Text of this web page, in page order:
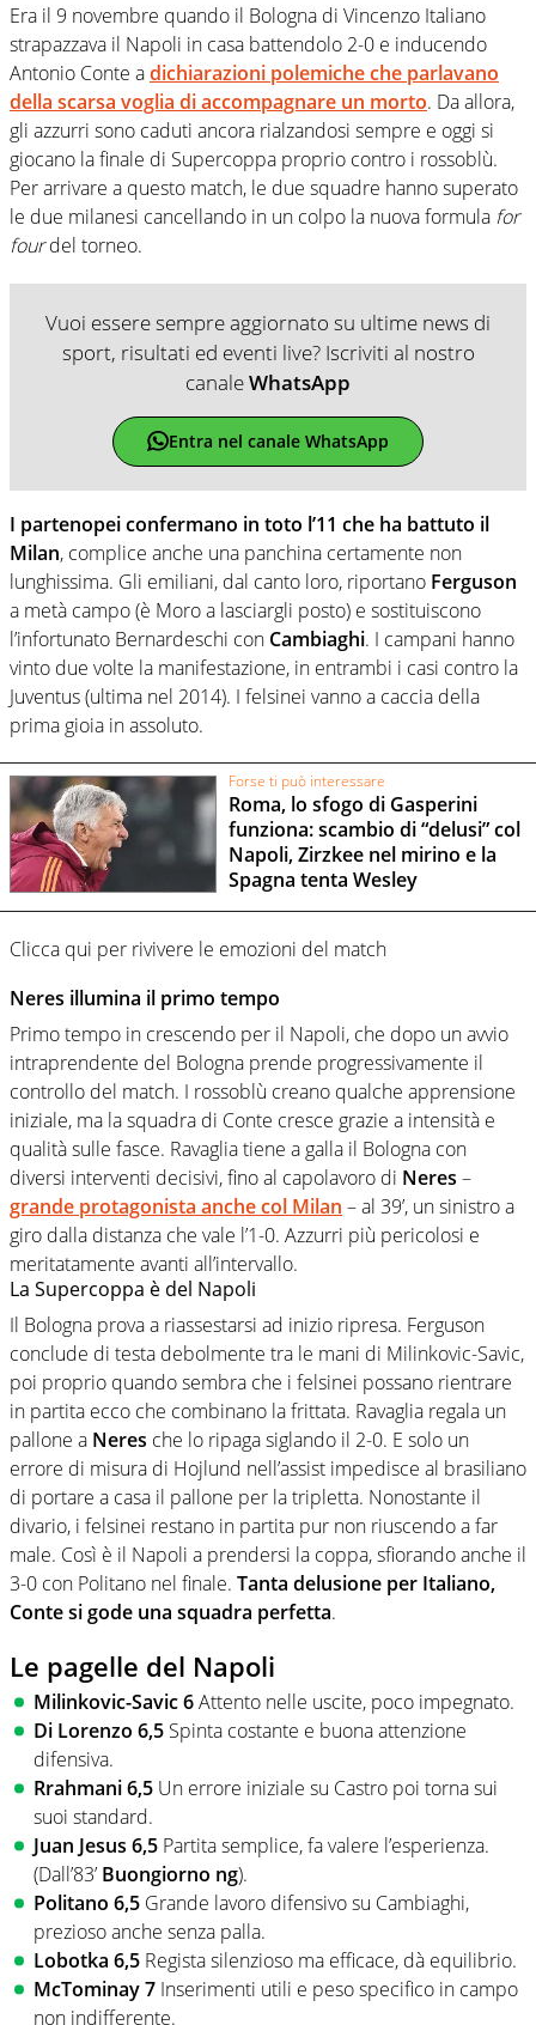
Era il 9 novembre quando il Bologna di Vincenzo Italiano
strapazzava il Napoli in casa battendolo 2-0 e inducendo
Antonio Conte adichiarazioni polemiche che parlavano
della scarsa voglia di accompagnare un morto. Da allora,
gli azzurri sono caduti ancora rialzandosi sempre e oggi si
giocano la finale di Supercoppa proprio contro i rossoblù.
Per arrivare a questo match, le due squadre hanno superato
le due milanesi cancellando in un colpo la nuova formula for
fourdel torneo.
Vuoi essere sempre aggiornato su ultime news di
sport, risultati ed eventi live? Iscriviti al nostro
canaleWhatsApp
Entra nel canale WhatsApp
I partenopei confermano in toto l’11 che ha battuto il
Milan, complice anche una panchina certamente non
lunghissima. Gli emiliani, dal canto loro, riportano Ferguson
a metà campo (è Moro a lasciargli posto) e sostituiscono
l’infortunato Bernardeschi con Cambiaghi. I campani hanno
vinto due volte la manifestazione, in entrambi i casi contro la
Juventus (ultima nel 2014). I felsinei vanno a caccia della
prima gioia in assoluto.
Forse ti può interessare
Roma, lo sfogo di Gasperini
funziona: scambio di “delusi” col
Napoli, Zirzkee nel mirino e la
Spagna tenta Wesley
Clicca qui per rivivere le emozioni del match
Neres illumina il primo tempo
Primo tempo in crescendo per il Napoli, che dopo un avvio
intraprendente del Bologna prende progressivamente il
controllo del match. I rossoblù creano qualche apprensione
iniziale, ma la squadra di Conte cresce grazie a intensità e
qualità sulle fasce. Ravaglia tiene a galla il Bologna con
diversi interventi decisivi, fino al capolavoro di Neres –
grande protagonista anche col Milan – al 39’, un sinistro a
giro dalla distanza che vale l’1-0. Azzurri più pericolosi e
meritatamente avanti all’intervallo.
La Supercoppa è del Napoli
Il Bologna prova a riassestarsi ad inizio ripresa. Ferguson
conclude di testa debolmente tra le mani di Milinkovic-Savic,
poi proprio quando sembra che i felsinei possano rientrare
in partita ecco che combinano la frittata. Ravaglia regala un
pallone a Neres che lo ripaga siglando il 2-0. E solo un
errore di misura di Hojlund nell’assist impedisce al brasiliano
di portare a casa il pallone per la tripletta. Nonostante il
divario, i felsinei restano in partita pur non riuscendo a far
male. Così è il Napoli a prendersi la coppa, sfiorando anche il
3-0 con Politano nel finale. Tanta delusione per Italiano,
Conte si gode una squadra perfetta.
Le pagelle del Napoli
Milinkovic-Savic 6Attento nelle uscite, poco impegnato.
Di Lorenzo 6,5 Spinta costante e buona attenzione
difensiva.
Rrahmani 6,5 Un errore iniziale su Castro poi torna sui
suoi standard.
Juan Jesus 6,5 Partita semplice, fa valere l’esperienza.
(Dall’83’ Buongiorno ng).
Politano 6,5 Grande lavoro difensivo su Cambiaghi,
prezioso anche senza palla.
Lobotka 6,5 Regista silenzioso ma efficace, dà equilibrio.
McTominay 7 Inserimenti utili e peso specifico in campo
non indifferente.